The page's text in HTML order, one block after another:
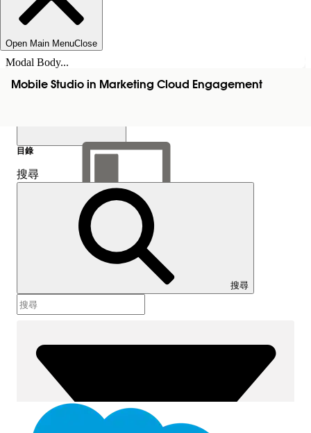
Open Main MenuClose
Modal Body...
Mobile Studio in Marketing Cloud Engagement
顯示目錄
目錄
搜尋
搜尋